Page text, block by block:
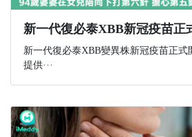
新一代復必泰XBB變異株新冠疫苗正式
提供···